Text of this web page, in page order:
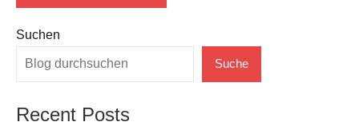
Suchen
Suche
Recent Posts